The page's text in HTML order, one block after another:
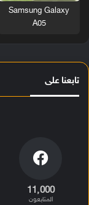
Samsung Galaxy
A05
تابعنا على
11٬000
المتابعون